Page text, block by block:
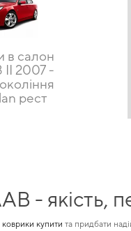
в салон
II 2007 -
рест
- якість,
коврики купити та придбати